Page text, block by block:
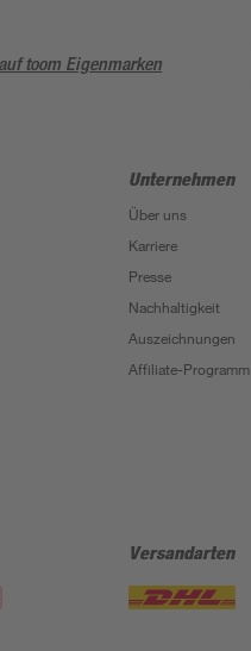
toom Eigenmarken
Unternehmen
Über uns
Karriere
Presse
Nachhaltigkeit
Auszeichnungen
Affiliate-Programm
Versandarten